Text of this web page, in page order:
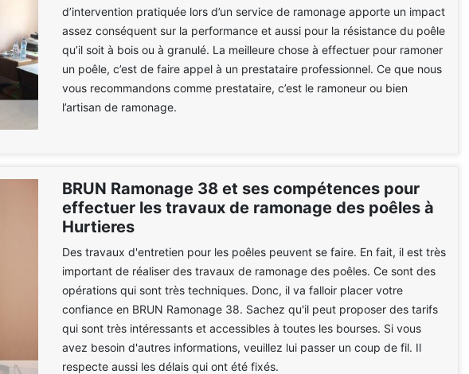
d’intervention pratiquée lors d’un service de ramonage apporte un impact
assez conséquent sur la performance et aussi pour la résistance du poêle
qu’il soit à bois ou à granulé. La meilleure chose à effectuer pour ramoner
un poêle, c’est de faire appel à un prestataire professionnel. Ce que nous
vous recommandons comme prestataire, c’est le ramoneur ou bien
l’artisan de ramonage.
BRUN Ramonage 38 et ses compétences pour
effectuer les travaux de ramonage des poêles à
Hurtieres
Des travaux d'entretien pour les poêles peuvent se faire. En fait, il est très
important de réaliser des travaux de ramonage des poêles. Ce sont des
opérations qui sont très techniques. Donc, il va falloir placer votre
confiance en BRUN Ramonage 38. Sachez qu'il peut proposer des tarifs
qui sont très intéressants et accessibles à toutes les bourses. Si vous
avez besoin d'autres informations, veuillez lui passer un coup de fil. Il
respecte aussi les délais qui ont été fixés.